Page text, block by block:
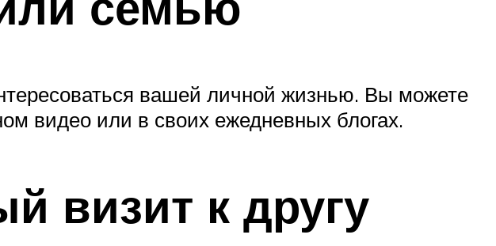
вашей личной жизнью. Вы можете
видео или в своих ежедневных блогах.
визит к другу